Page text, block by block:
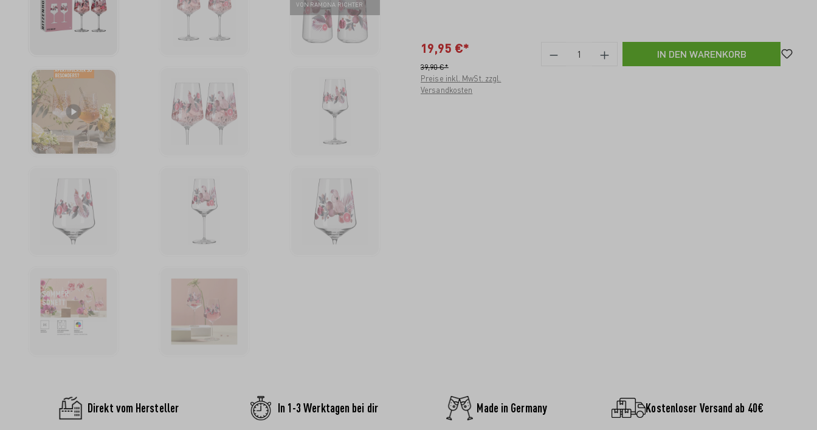
VON RAMONA RICHTER
19,95 €*
39,90 €*
Preise inkl. MwSt. zzgl.
Versandkosten
IN DEN WARENKORB
Direkt vom Hersteller In 1-3 Werktagen bei dir Made in Germany Kostenloser Versand ab 40€